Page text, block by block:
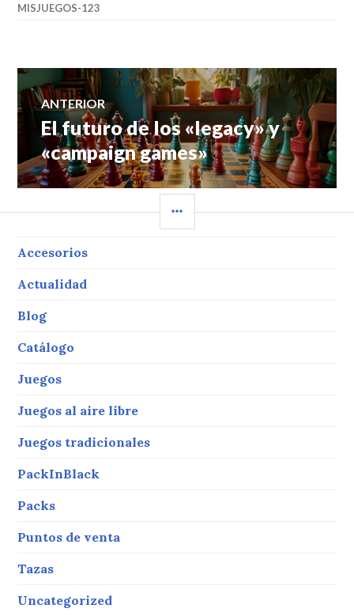
MISJUEGOS-123
Navegación
de
entradas
ANTERIOR
Entrada
anterior:
El futuro de los «legacy» y
«campaign games»
LATERAL
Accesorios
Actualidad
Blog
Catálogo
Juegos
Juegos al aire libre
Juegos tradicionales
PackInBlack
Packs
Puntos de venta
Tazas
Uncategorized